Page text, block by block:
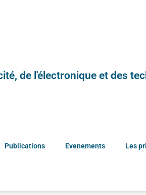
de l'électronique et des
Publications Evenements Les